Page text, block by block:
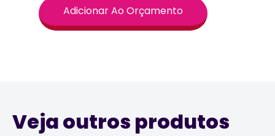
Adicionar Ao Orçamento
Veja outros produtos